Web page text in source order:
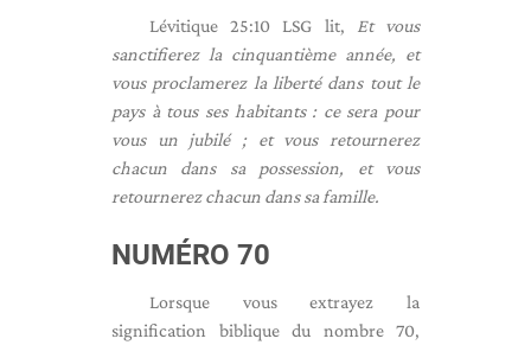
Lévitique 25:10 LSG lit,
Et vous
sanctifierez la cinquantième année, et
vous proclamerez la liberté dans tout le
pays à tous ses habitants : ce sera pour
vous un jubilé ; et vous retournerez
chacun dans sa possession, et vous
retournerez chacun dans sa famille.
NUMÉRO 70
Lorsque vous extrayez la
signification biblique du nombre 70,